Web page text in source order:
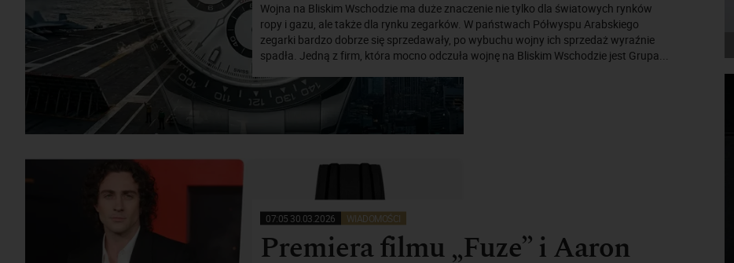
Wojna na Bliskim Wschodzie ma duże znaczenie nie tylko dla światowych rynków
ropy i gazu, ale także dla rynku zegarków. W państwach Półwyspu Arabskiego
zegarki bardzo dobrze się sprzedawały, po wybuchu wojny ich sprzedaż wyraźnie
spadła. Jedną z firm, która mocno odczuła wojnę na Bliskim Wschodzie jest Grupa...
07:05 30.03.2026 WIADOMOŚCI
Premiera filmu „Fuze” i Aaron